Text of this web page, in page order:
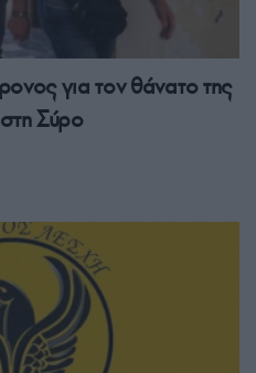
για τον θάνατο της
Σύρο